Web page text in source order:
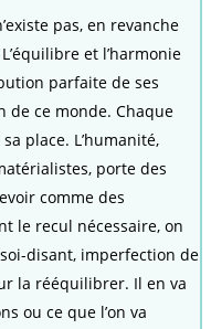
pas, en revanche
et l’harmonie
parfaite de ses
de ce monde. Chaque
place. L’humanité,
porte des
comme des
le recul nécessaire, on
disant, imperfection de
la rééquilibrer. Il en va
ou ce que l’on va